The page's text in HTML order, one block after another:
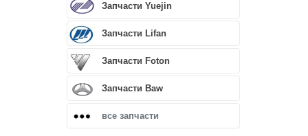
Запчасти Yuejin
Запчасти Lifan
Запчасти Foton
Запчасти Baw
все запчасти